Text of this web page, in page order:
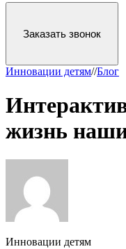
Заказать звонок
Инновации детям//Блог
жизнь
Инновации детям